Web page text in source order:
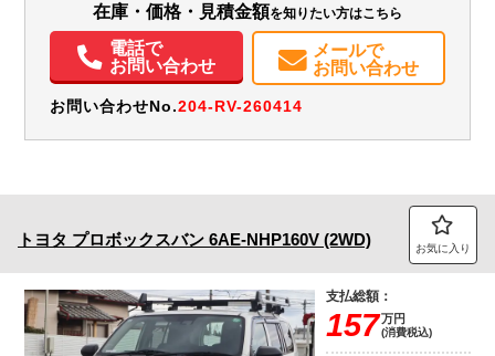
パワステ ABS
在庫・価格・見積金額を知りたい方はこちら
電話で
お問い合わせ
メールで
お問い合わせ
お問い合わせNo.204-RV-260414
トヨタ プロボックスバン 6AE-NHP160V (2WD) お気に入り
支払総額：
157万円
(消費税込)